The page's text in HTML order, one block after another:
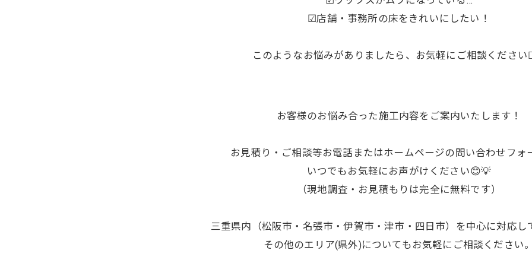
☑店舗・事務所の床をきれいにしたい！
このようなお悩みがありましたら、お気軽にご相談ください
お客様のお悩み合った施工内容をご案内いたします！
お見積り・ご相談等お電話またはホームページの問い合わせフォ
いつでもお気軽にお声がけください😊💡
（現地調査・お見積もりは完全に無料です）
三重県内（松阪市・名張市・伊賀市・津市・四日市）を中心に対応し
その他のエリア(県外)についてもお気軽にご相談ください。